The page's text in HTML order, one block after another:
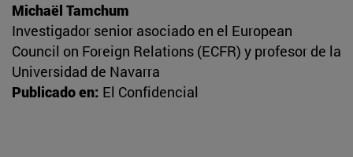
Michaël Tamchum
Investigador senior asociado en el European
Council on Foreign Relations (ECFR) y profesor de la
Universidad de Navarra
Publicado en: El Confidencial